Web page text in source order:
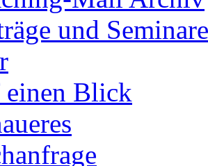
und Seminare
Blick